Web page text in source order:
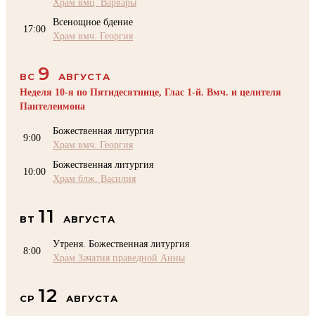
Храм вмц. Варвары
17:00
Всенощное бдение
Храм вмч. Георгия
ВС 9
АВГУСТА
Неделя 10-я по Пятидесятнице, Глас 1-й. Вмч. и целителя
Пантелеимона
9:00
Божественная литургия
Храм вмч. Георгия
10:00
Божественная литургия
Храм блж. Василия
ВТ 11 АВГУСТА
8:00
Утреня. Божественная литургия
Храм Зачатия праведной Анны
СР 12 АВГУСТА